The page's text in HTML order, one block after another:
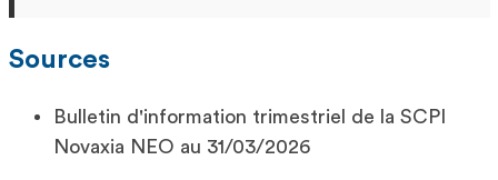
Sources
Bulletin d'information trimestriel de la SCPI
Novaxia NEO au 31/03/2026